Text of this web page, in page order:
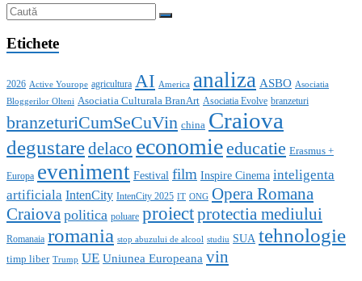
Etichete
2026 Active Yourope agricultura AI America analiza ASBO Asociatia
Bloggerilor Olteni Asociatia Culturala BranArt Asociatia Evolve branzeturi
branzeturiCumSeCuVin china Craiova
degustaredelaco economieeducatie Erasmus +
Europa eveniment Festival film Inspire Cinema inteligenta
artificiala IntenCity IntenCity 2025 IT ONG Opera Romana
Craiova politica poluare proiectprotectia mediului
Romanaia romania stop abuzului de alcool studiu SUA tehnologie
timp liber Trump UE Uniunea Europeana vin